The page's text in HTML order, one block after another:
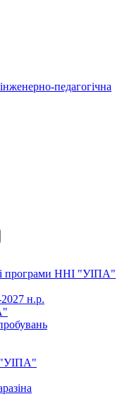
педагогічна
програми ННІ "УІПА"
н.р.
"УІПА"